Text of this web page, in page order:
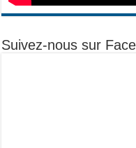
Suivez-nous sur